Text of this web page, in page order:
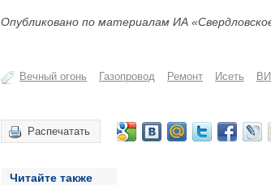
Опубликовано по материалам ИА
Вечный огонь Газопровод Ремонт Исеть
Распечатать
Читайте также